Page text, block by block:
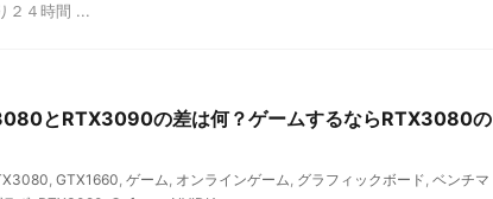
２４時間 ...
とRTX3090の差は何？ゲームするならRTX3080の
, GTX1660, ゲーム, オンラインゲーム, グラフィックボード, ベンチマ